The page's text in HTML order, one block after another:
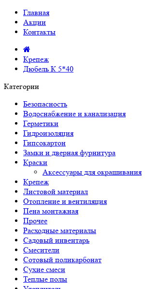
Главная
Акции
Контакты
Крепеж
Дюбель К 5*40
Категории
Безопасность
Водоснабжение и канализация
Герметики
Гидроизоляция
Гипсокартон
Замки и дверная фурнитура
Краски
Аксессуары для окрашивания
Крепеж
Листовой материал
Отопление и вентиляция
Пена монтажная
Прочее
Расходные материалы
Садовый инвентарь
Смесители
Сотовый поликарбонат
Сухие смеси
Теплые полы